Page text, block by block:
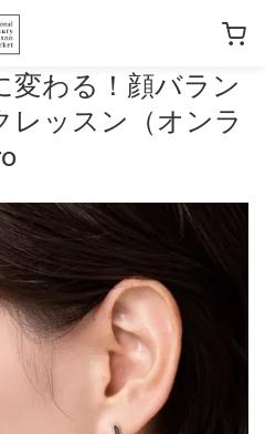
変わる！顔バラン
レッスン（オンラ